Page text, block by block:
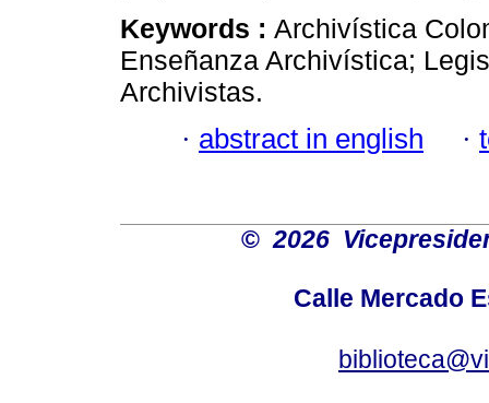
Keywords : Archivística
Enseñanza Archivística;
Archivistas.
· abstract in english ·
© 2026
Calle Mercado